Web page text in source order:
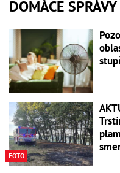
DOMÁCE SPRÁVY
FOTO